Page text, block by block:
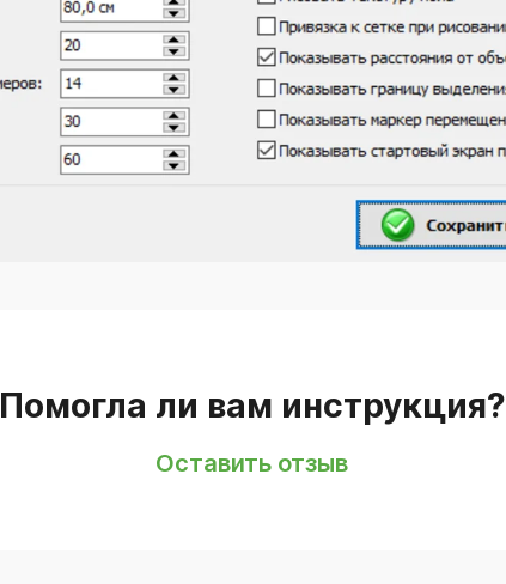
Помогла ли вам инструкция?
Оставить отзыв